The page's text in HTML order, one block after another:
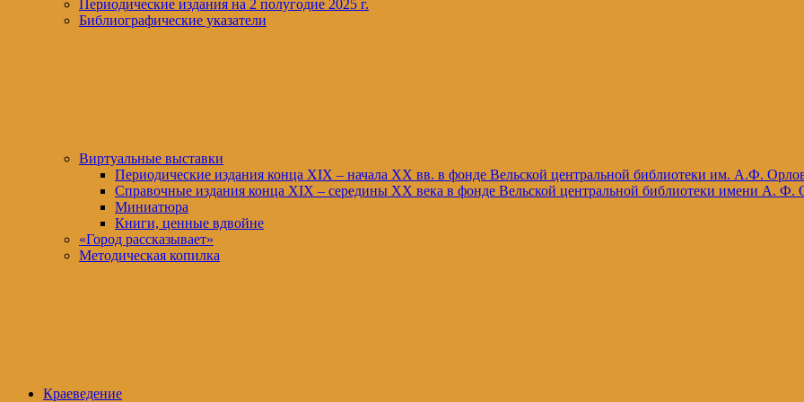
Периодические издания на 2 полугодие 2025 г.
Библиографические указатели
Виртуальные выставки
Периодические издания конца XIХ – начала XX вв. в фонде Вельской центральной библиотеки им. А.Ф.
Справочные издания конца XIX – середины XX века в фонде Вельской центральной библиотеки имени А. Ф.
Миниатюра
Книги, ценные вдвойне
«Город рассказывает»
Методическая копилка
Краеведение